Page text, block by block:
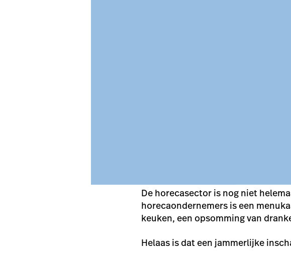
De horecasector is nog niet
horecaondernemers is een
keuken, een opsomming van
Helaas is dat een jammerlijke